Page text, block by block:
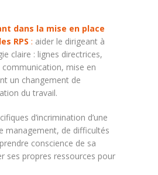
dans la mise en place
RPS : aider le dirigeant à
claire : lignes directrices,
mise en
un changement de
du travail.
d’incrimination d’une
management, de difficultés
conscience de sa
ses propres ressources pour